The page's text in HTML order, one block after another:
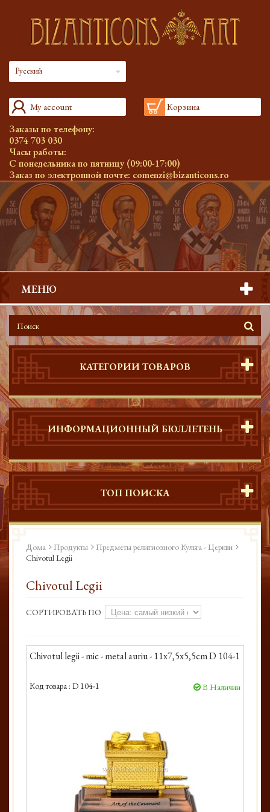
Русский
My account Корзина
Заказы по телефону:
0374 703 030
Часы работы:
С понедельника по пятницу (09:00-17:00)
Заказ по электронной почте: comenzi@bizanticons.ro
МЕНЮ
КАТЕГОРИИ ТОВАРОВ
ИНФОРМАЦИОННЫЙ БЮЛЛЕТЕНЬ
ТОП ПОИСКА
Дома Продукты
Предметы религиозного Культа - Церкви
Chivotul Legii
Chivotul Legii
СОРТИРОВАТЬ ПО
Chivotul legii - mic - metal auriu - 11x7,5x5,5cm D 104-1
Код товара : D 104-1 В Наличии